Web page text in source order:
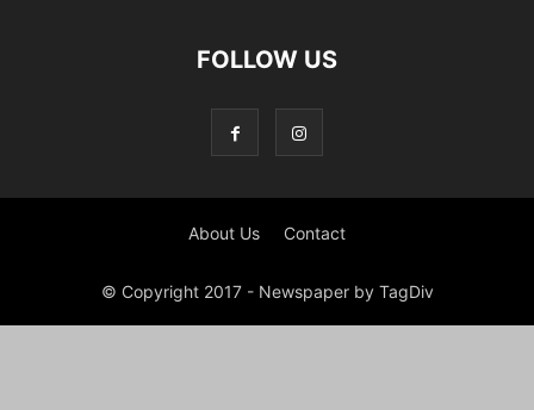
FOLLOW US
About Us Contact
© Copyright 2017 - Newspaper by TagDiv